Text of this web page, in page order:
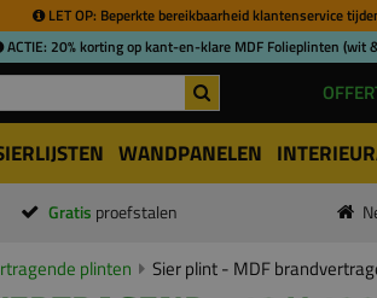
LET OP: Beperkte bereikbaarheid klantenservice
ACTIE: 20% korting op kant-en-klare MDF Folieplinten
WANDPANELEN
Gratis proefstalen
plinten Sier plint - MDF